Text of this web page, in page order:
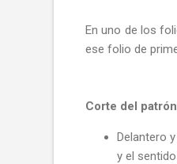
En uno de los
ese folio de
Corte del
Delantero
y el